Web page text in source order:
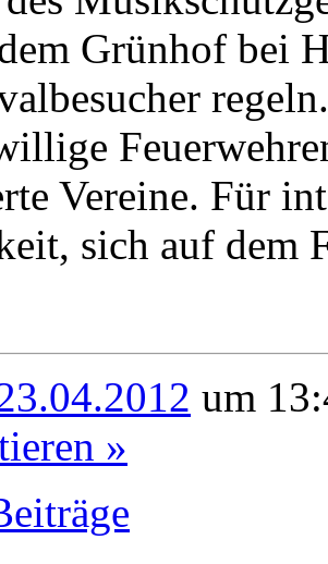
Grünhof bei
Vereine. Für
sich auf dem
um
»